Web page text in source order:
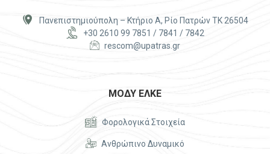

 Πανεπιστημιούπολη – Κτήριο Α, Ρίο Πατρών ΤΚ 26504


+30 2610 99 7851 / 7841 / 7842

 rescom@upatras.gr
ΜΟΔΥ ΕΛΚΕ

 Φορολογικά Στοιχεία

 Ανθρώπινο Δυναμικό